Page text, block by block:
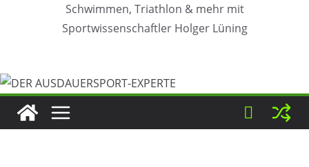
Schwimmen, Triathlon & mehr mit
Sportwissenschaftler Holger Lüning